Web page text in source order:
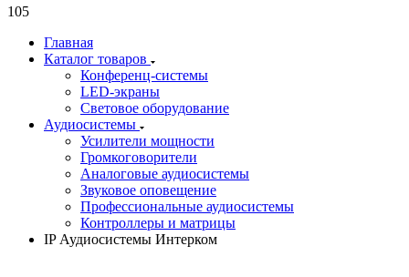
105
Главная
Каталог товаров
Конференц-системы
LED-экраны
Световое оборудование
Аудиосистемы
Усилители мощности
Громкоговорители
Аналоговые аудиосистемы
Звуковое оповещение
Профессиональные аудиосистемы
Контроллеры и матрицы
IP Аудиосистемы Интерком